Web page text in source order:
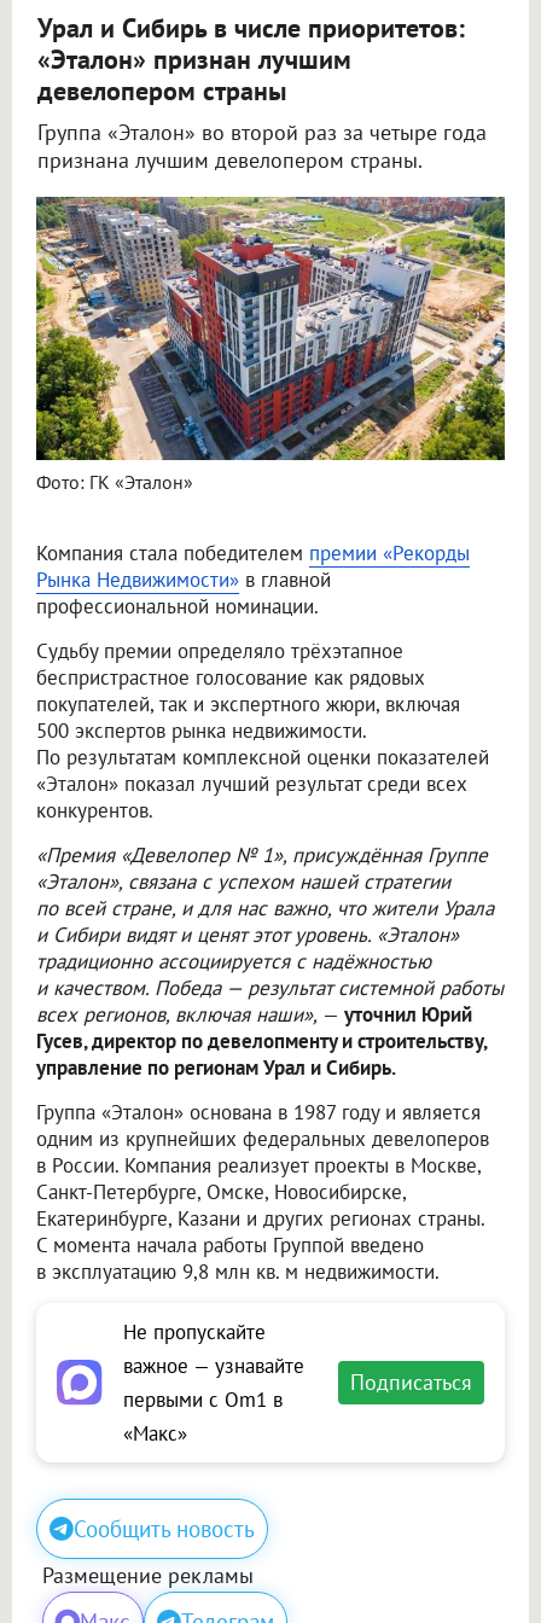
Урал и Сибирь в числе приоритетов:
«Эталон» признан лучшим
девелопером страны
Группа «Эталон» во второй раз за четыре года
признана лучшим девелопером страны.
Фото: ГК «Эталон»
Компания стала победителем премии «Рекорды
Рынка Недвижимости» в главной
профессиональной номинации.
Судьбу премии определяло трёхэтапное
беспристрастное голосование как рядовых
покупателей, так и экспертного жюри, включая
500 экспертов рынка недвижимости.
По результатам комплексной оценки показателей
«Эталон» показал лучший результат среди всех
конкурентов.
«Премия «Девелопер № 1», присуждённая Группе
«Эталон», связана с успехом нашей стратегии
по всей стране, и для нас важно, что жители Урала
и Сибири видят и ценят этот уровень. «Эталон»
традиционно ассоциируется с надёжностью
и качеством. Победа — результат системной работы
всех регионов, включая наши», — уточнил Юрий
Гусев, директор по девелопменту и строительству,
управление по регионам Урал и Сибирь.
Группа «Эталон» основана в 1987 году и является
одним из крупнейших федеральных девелоперов
в России. Компания реализует проекты в Москве,
Санкт-Петербурге, Омске, Новосибирске,
Екатеринбурге, Казани и других регионах страны.
С момента начала работы Группой введено
в эксплуатацию 9,8 млн кв. м недвижимости.
Не пропускайте
важное — узнавайте
первыми с Om1 в
«Макс»
Подписаться
Сообщить новость
Размещение рекламы